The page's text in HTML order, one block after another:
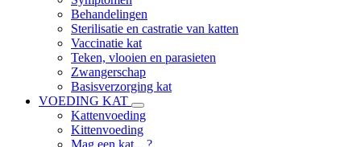
Behandelingen
Sterilisatie en castratie van katten
Vaccinatie kat
Teken, vlooien en parasieten
Zwangerschap
Basisverzorging kat
VOEDING KAT
Kattenvoeding
Kittenvoeding
Mag een kat... ?